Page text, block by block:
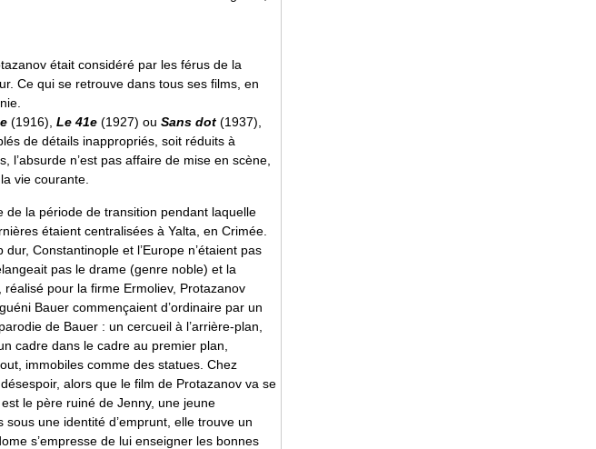
était considéré par les férus de la
Ce qui se retrouve dans tous ses films, en
(1916), Le 41e (1927) ou Sans dot (1937),
de détails inappropriés, soit réduits à
l’absurde n’est pas affaire de mise en scène,
vie courante.
de la période de transition pendant laquelle
étaient centralisées à Yalta, en Crimée.
Constantinople et l’Europe n’étaient pas
pas le drame (genre noble) et la
, réalisé pour la firme Ermoliev, Protazanov
Bauer commençaient d’ordinaire par un
de Bauer : un cercueil à l’arrière-plan,
cadre dans le cadre au premier plan,
immobiles comme des statues. Chez
alors que le film de Protazanov va se
le père ruiné de Jenny, une jeune
une identité d’emprunt, elle trouve un
s’empresse de lui enseigner les bonnes